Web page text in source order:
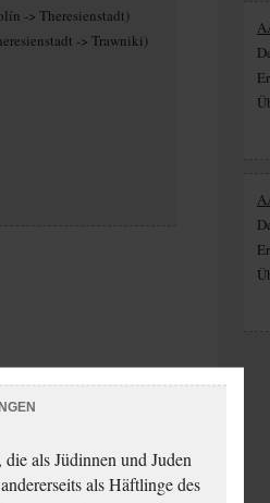
-> Theresienstadt)
-> Trawniki)
als Jüdinnen und Juden
als Häftlinge des